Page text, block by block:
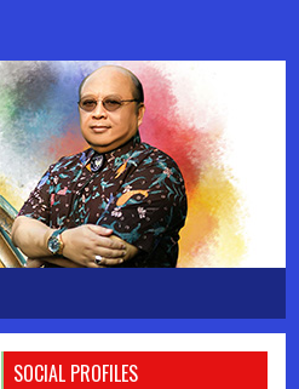
SOCIAL PROFILES